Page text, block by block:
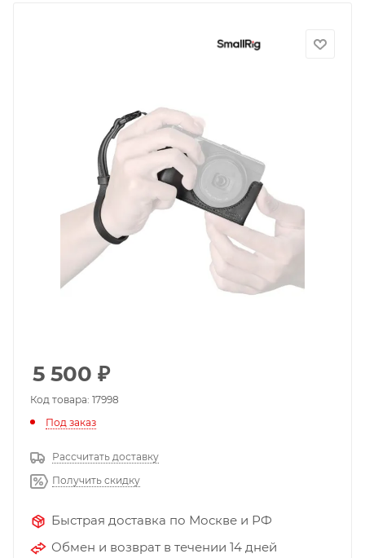
5 500 ₽
Код товара: 17998
Под заказ
Рассчитать доставку
Получить скидку
Быстрая доставка по Москве и РФ
Обмен и возврат в течении 14 дней